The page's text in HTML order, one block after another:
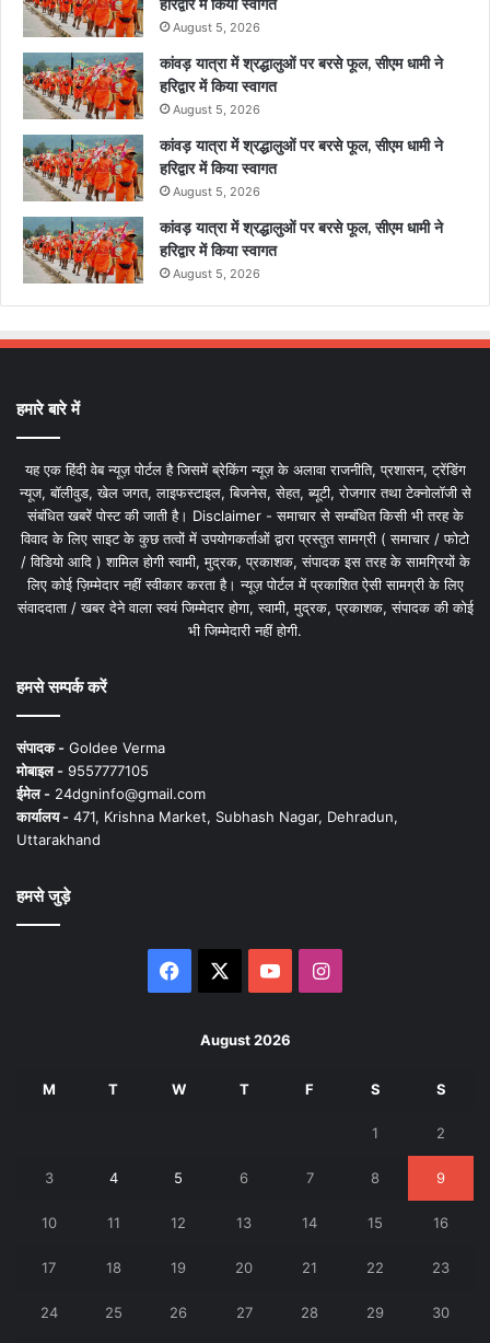
हरिद्वार में किया स्वागत
August 5, 2026
कांवड़ यात्रा में श्रद्धालुओं पर बरसे फूल, सीएम धामी ने
हरिद्वार में किया स्वागत
August 5, 2026
कांवड़ यात्रा में श्रद्धालुओं पर बरसे फूल, सीएम धामी ने
हरिद्वार में किया स्वागत
August 5, 2026
कांवड़ यात्रा में श्रद्धालुओं पर बरसे फूल, सीएम धामी ने
हरिद्वार में किया स्वागत
August 5, 2026
हमारे बारे में
यह एक हिंदी वेब न्यूज़ पोर्टल है जिसमें ब्रेकिंग न्यूज़ के अलावा राजनीति, प्रशासन, ट्रेंडिंग
न्यूज, बॉलीवुड, खेल जगत, लाइफस्टाइल, बिजनेस, सेहत, ब्यूटी, रोजगार तथा टेक्नोलॉजी से
संबंधित खबरें पोस्ट की जाती है। Disclaimer - समाचार से सम्बंधित किसी भी तरह के
विवाद के लिए साइट के कुछ तत्वों में उपयोगकर्ताओं द्वारा प्रस्तुत सामग्री ( समाचार / फोटो
/ विडियो आदि ) शामिल होगी स्वामी, मुद्रक, प्रकाशक, संपादक इस तरह के सामग्रियों के
लिए कोई ज़िम्मेदार नहीं स्वीकार करता है। न्यूज़ पोर्टल में प्रकाशित ऐसी सामग्री के लिए
संवाददाता / खबर देने वाला स्वयं जिम्मेदार होगा, स्वामी, मुद्रक, प्रकाशक, संपादक की कोई
भी जिम्मेदारी नहीं होगी.
हमसे सम्पर्क करें
संपादक - Goldee Verma
मोबाइल - 9557777105
ईमेल - 24dgninfo@gmail.com
कार्यालय - 471, Krishna Market, Subhash Nagar, Dehradun,
Uttarakhand
हमसे जुड़े
Facebook YouTubeInstagram
August 2026
M T W T F S S
1 2
3 4 5 6 7 8 9
10 11 12 13 14 15 16
17 18 19 20 21 22 23
24 25 26 27 28 29 30